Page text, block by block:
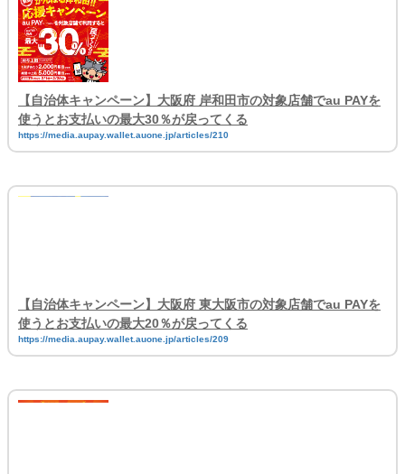
【自治体キャンペーン】大阪府 岸和田市の対象店舗でau PAYを
使うとお支払いの最大30％が戻ってくる
https://media.aupay.wallet.auone.jp/articles/210
【自治体キャンペーン】大阪府 東大阪市の対象店舗でau PAYを
使うとお支払いの最大20％が戻ってくる
https://media.aupay.wallet.auone.jp/articles/209